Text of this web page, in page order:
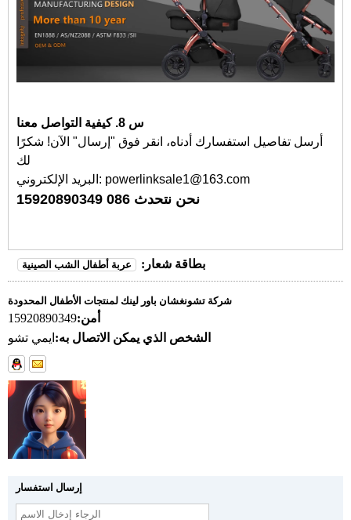
س 8. كيفية التواصل معنا
أرسل تفاصيل استفسارك أدناه، انقر فوق "إرسال" الآن! شكرًا
لك
البريد الإلكتروني: powerlinksale1@163.com
نحن نتحدث 086 15920890349
بطاقة شعار: عربة أطفال الشب الصينية
شركة تشونغشان باور لينك لمنتجات الأطفال المحدودة
أمن:15920890349
الشخص الذي يمكن الاتصال به: ايمي تشو
إرسال استفسار